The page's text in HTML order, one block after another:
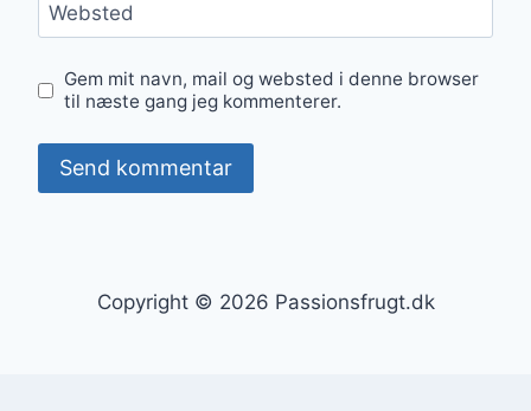
Websted
Gem mit navn, mail og websted i denne browser
til næste gang jeg kommenterer.
Copyright © 2026 Passionsfrugt.dk